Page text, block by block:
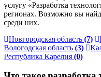
услугу «Разработка
регионах. Возможно вы
среди них.
Новгородская область (7)
Вологодская область (3)
Республика Карелия (0)